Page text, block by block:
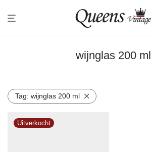
wijnglas 200 ml
Tag: wijnglas 200 ml